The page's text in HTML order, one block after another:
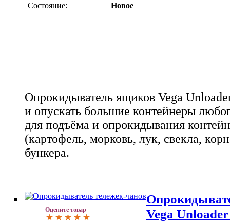
Состояние:
Новое
Опрокидыватель ящиков Vega
и опускать большие контейнеры
для подъёма и опрокидывания
(картофель, морковь, лук, свекла,
бункера.
Оцените товар
Vega